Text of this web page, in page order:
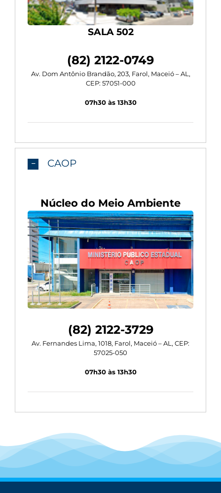
SALA 502
(82) 2122-0749
Av. Dom Antônio Brandão, 203, Farol, Maceió – AL,
CEP: 57051-000
07h30 às 13h30
CAOP
Núcleo do Meio Ambiente
(82) 2122-3729
Av. Fernandes Lima, 1018, Farol, Maceió – AL, CEP:
57025-050
07h30 às 13h30